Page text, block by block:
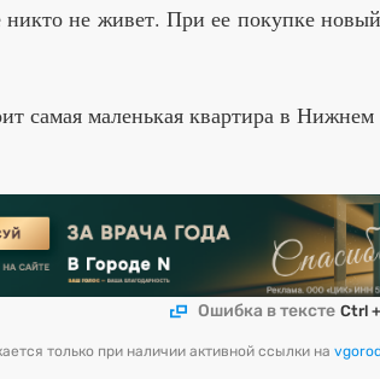
никто не живет. При ее покупке новый
самая маленькая квартира в Нижнем
Ошибка в тексте Ctrl
только при наличии активной ссылки на